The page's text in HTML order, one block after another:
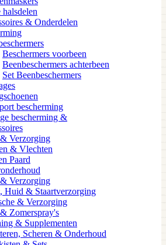
halsdelen
& Onderdelen
Beschermers voorbeen
Beenbeschermers achterbeen
Set Beenbeschermers
bescherming
bescherming &
Verzorging
& Vlechten
Paard
Verzorging
Huid & Staartverzorging
& Verzorging
Zomerspray's
& Supplementen
Scheren & Onderhoud